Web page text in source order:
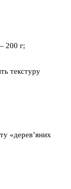
г;
текстуру